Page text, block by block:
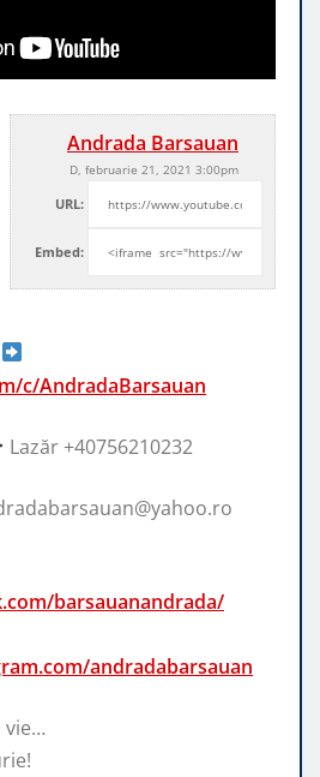
Andrada Barsauan
D, februarie 21, 2021 3:00pm
URL:
Embed:
c/AndradaBarsauan
Lazăr +40756210232
barsauanandrada/
andradabarsauan
vie…